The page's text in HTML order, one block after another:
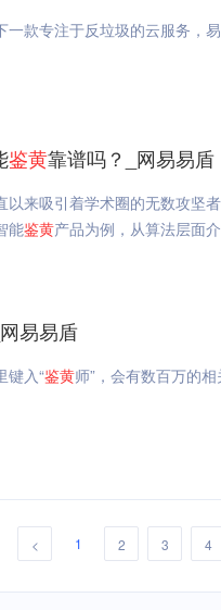
款专注于反垃圾的云服务，
鉴黄靠谱吗？_网易易盾
以来吸引着学术圈的无数攻坚
能鉴黄产品为例，从算法层面
易易盾
键入“鉴黄师”，会有数百万的
< 1 2 3 4